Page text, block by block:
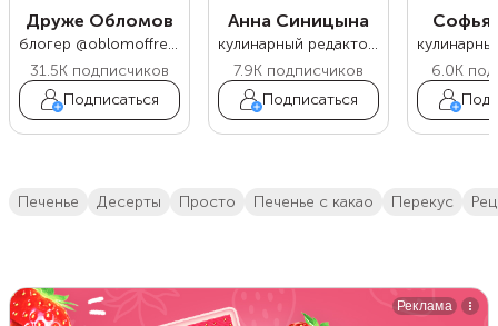
Друже Обломов
блогер @oblomoffrecipe
31.5K подписчиков
Подписаться
Анна Синицына
кулинарный редактор Food.ru
7.9K подписчиков
Подписаться
Софья
6.0K
печенье десерты просто печенье с какао перекус